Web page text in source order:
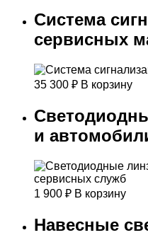
Система
сервисных
35 300 ₽ В корзину
и
1 900 ₽ В корзину
Навесные